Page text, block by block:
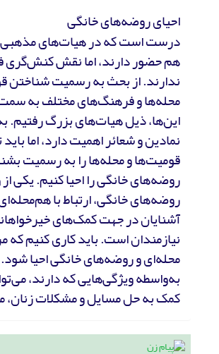
احیای روضه‌های خانگی
درست است که در هیات‌های مذهبی
هم حضور دارند، اما نقش کنش‌گری
ندارند. از بحث به رسمیت شناختن
محله‌ها و فرهنگ‌های مختلف به
این‌ها، ذیل هیات‌های بزرگ رفتیم.
نمادین و شعائر اهمیت دارد، اما باید
قومیت‌ها و محله‌ها را به رسمیت
روضه‌های خانگی را احیا کنیم. یکی
روضه‌های خانگی، ارتباط با
آشنایان در جهت کمک‌های
نیازمندان است. باید کاری کنیم که
محله‌ای و روضه‌های خانگی احیا
به‌واسطه ویژگی‌هایی که دارند،
کمک به حل مسایل و مشکلات زنان،